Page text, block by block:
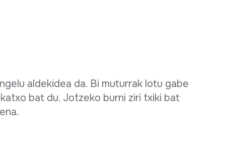
aldekidea da. Bi muturrak lotu gabe
bat du. Jotzeko burni ziri txiki bat